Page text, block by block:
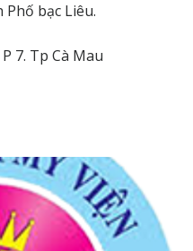
Phố bạc Liêu.
7. Tp Cà Mau